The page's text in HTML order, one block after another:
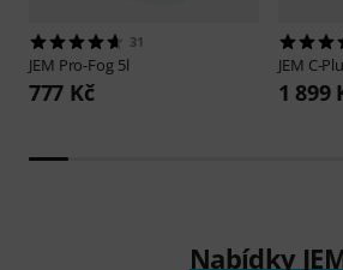
31
JEM Pro-Fog 5l
777 Kč
JEM C-
1 899
Nabídky